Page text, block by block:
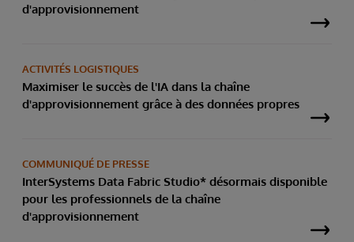
d'approvisionnement
ACTIVITÉS LOGISTIQUES
Maximiser le succès de l'IA dans la chaîne
d'approvisionnement grâce à des données propres
COMMUNIQUÉ DE PRESSE
InterSystems Data Fabric Studio* désormais disponible
pour les professionnels de la chaîne
d'approvisionnement